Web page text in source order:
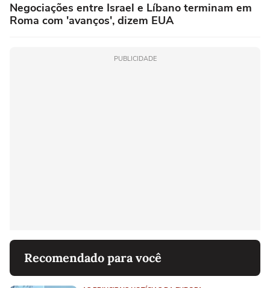
Negociações entre Israel e Líbano terminam em
Roma com 'avanços', dizem EUA
PUBLICIDADE
Recomendado para você